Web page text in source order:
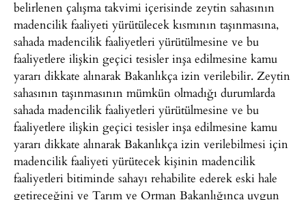
belirlenen çalışma takvimi içerisinde zeytin sahasının
madencilik faaliyeti yürütülecek kısmının taşınmasına,
sahada madencilik faaliyetleri yürütülmesine ve bu
faaliyetlere ilişkin geçici tesisler inşa edilmesine kamu
yararı dikkate alınarak Bakanlıkça izin verilebilir. Zeytin
sahasının taşınmasının mümkün olmadığı durumlarda
sahada madencilik faaliyetleri yürütülmesine ve bu
faaliyetlere ilişkin geçici tesisler inşa edilmesine kamu
yararı dikkate alınarak Bakanlıkça izin verilebilmesi için
madencilik faaliyeti yürütecek kişinin madencilik
faaliyetleri bitiminde sahayı rehabilite ederek eski hale
getireceğini ve Tarım ve Orman Bakanlığınca uygun